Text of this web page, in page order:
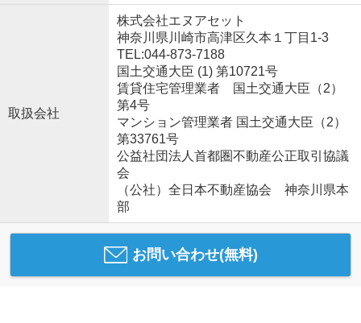
取扱会社
株式会社エヌアセット
神奈川県川崎市高津区久本１丁目1-3
TEL:044-873-7188
国土交通大臣 (1) 第10721号
賃貸住宅管理業者 国土交通大臣（2）
第4号
マンション管理業者 国土交通大臣（2）
第33761号
公益社団法人首都圏不動産公正取引協議
会
（公社）全日本不動産協会 神奈川県本
部
お問い合わせ(無料)